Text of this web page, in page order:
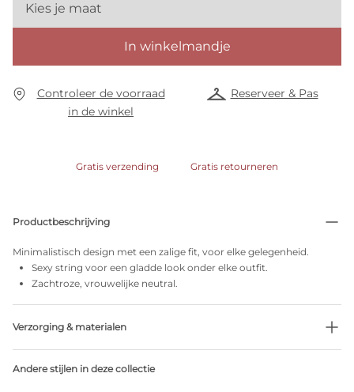
Kies je maat
In winkelmandje
Controleer de voorraad
in de winkel
Reserveer & Pas
Gratis verzending Gratis retourneren
Productbeschrijving
Minimalistisch design met een zalige fit, voor elke gelegenheid.
Sexy string voor een gladde look onder elke outfit.
Zachtroze, vrouwelijke neutral.
Verzorging & materialen
Niet bleken
Andere stijlen in deze collectie